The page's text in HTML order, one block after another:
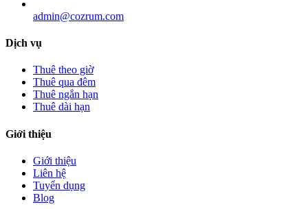
admin@cozrum.com
Dịch vụ
Thuê theo giờ
Thuê qua đêm
Thuê ngắn hạn
Thuê dài hạn
Giới thiệu
Giới thiệu
Liên hệ
Tuyển dụng
Blog